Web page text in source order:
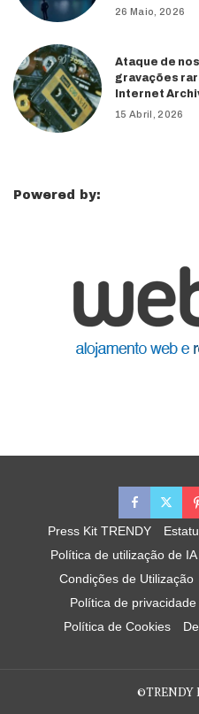
26 Maio, 2026
Ataque de
gravações
Internet
15 Abril, 2026
Powered by:
Press Kit TRENDY
Política de utilização de IA
Condições de Utilização
Política de
Política de Cookies
©TRENDY